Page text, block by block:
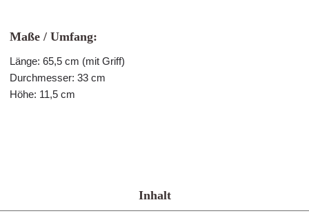
Maße / Umfang:
Länge: 65,5 cm (mit Griff)
Durchmesser: 33 cm
Höhe: 11,5 cm
Inhalt